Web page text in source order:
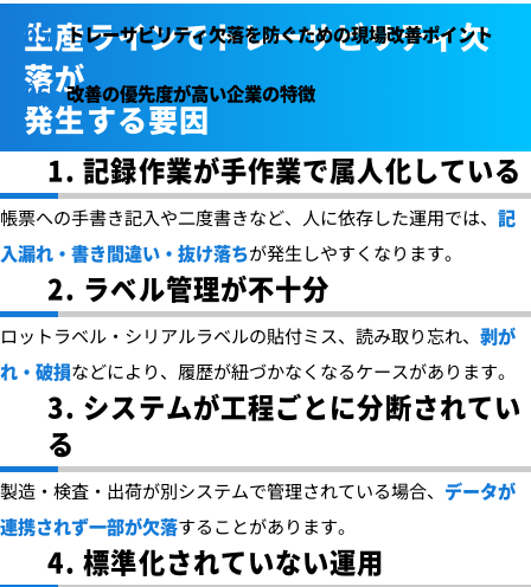
トレーサビリティ欠落を防ぐための現場改善ポイント
改善の優先度が高い企業の特徴
生産ラインでトレーサビリティ欠
落が
発生する要因
1. 記録作業が手作業で属人化している
帳票への手書き記入や二度書きなど、人に依存した運用では、 記
入漏れ・書き間違い・抜け落ちが発生しやすくなります。
2. ラベル管理が不十分
ロットラベル・シリアルラベルの貼付ミス、読み取り忘れ、 剥が
れ・破損などにより、履歴が紐づかなくなるケースがあります。
3. システムが工程ごとに分断されてい
る
製造・検査・出荷が別システムで管理されている場合、 データが
連携されず一部が欠落することがあります。
4. 標準化されていない運用